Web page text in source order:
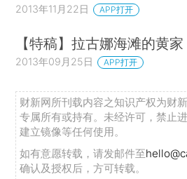
2013年11月22日 APP打开
【特稿】拉古娜海滩的黄家
2013年09月25日 APP打开
财新网所刊载内容之知识产权为财
专属所有或持有。未经许可，禁止
建立镜像等任何使用。
如有意愿转载，请发邮件至
确认及授权后，方可转载。